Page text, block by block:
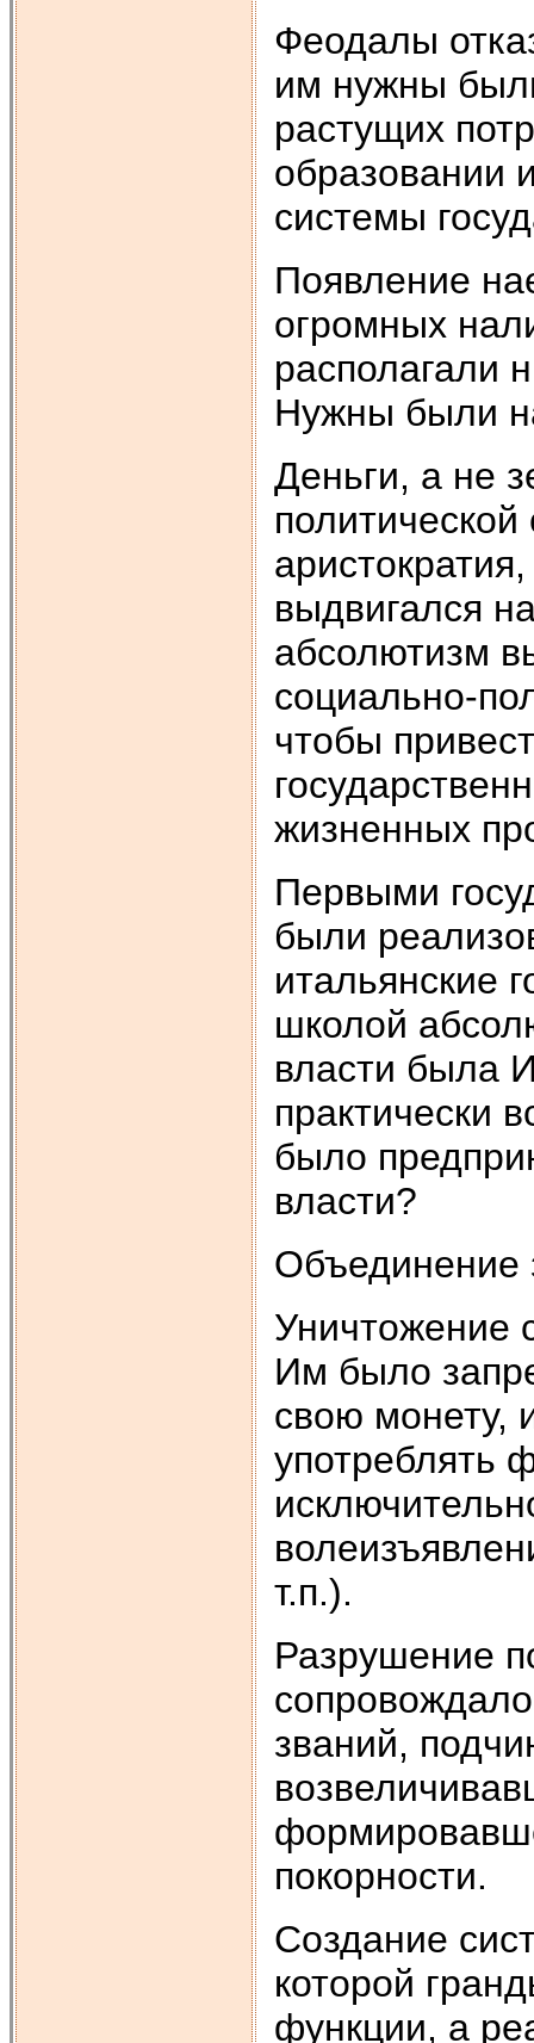
Феодалы
им нужны
растущих
образовании
системы
Появление
огромных
располагали
Нужны были
Деньги, а не
выдвигался
абсолютизм
социально-
чтобы
жизненных
Первыми
были
итальянские
школой
власти была
практически
было
власти?
Объединение
Уничтожение
Им было
свою монету,
употреблять
т.п.).
Разрушение
званий,
покорности.
Создание
которой
функции, а